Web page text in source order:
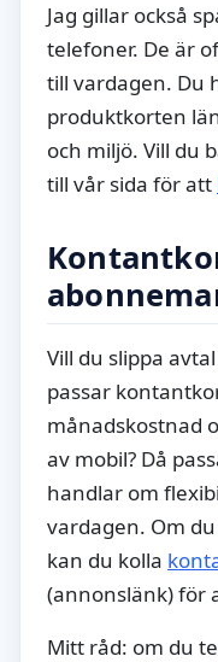
Jag gillar också
telefoner. De är
till vardagen. Du
produktkorten
och miljö. Vill du
till vår sida för att
Vill du slippa
passar
månadskostnad
av mobil? Då
handlar om
vardagen. Om
kan du kolla
(annonslänk) för
Mitt råd: om du